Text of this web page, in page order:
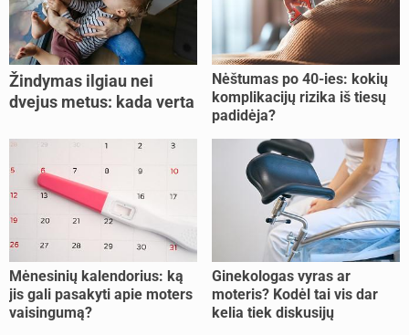
Žindymas ilgiau nei
dvejus metus: kada verta
nujunkyti?
Nėštumas po 40-ies: kokių
komplikacijų rizika iš tiesų
padidėja?
Mėnesinių kalendorius: ką
jis gali pasakyti apie moters
vaisingumą?
Ginekologas vyras ar
moteris? Kodėl tai vis dar
kelia tiek diskusijų